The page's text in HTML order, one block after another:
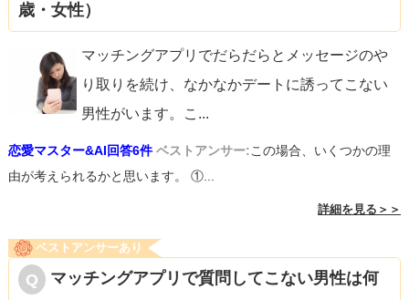
歳・女性）
マッチングアプリでだらだらとメッセージのや
り取りを続け、なかなかデートに誘ってこない
男性がいます。こ ...
恋愛マスター&AI回答6件 ベストアンサー:この場合、いくつかの理
由が考えられるかと思います。 ①...
詳細を見る＞＞
ベストアンサーあり
マッチングアプリで質問してこない男性は何